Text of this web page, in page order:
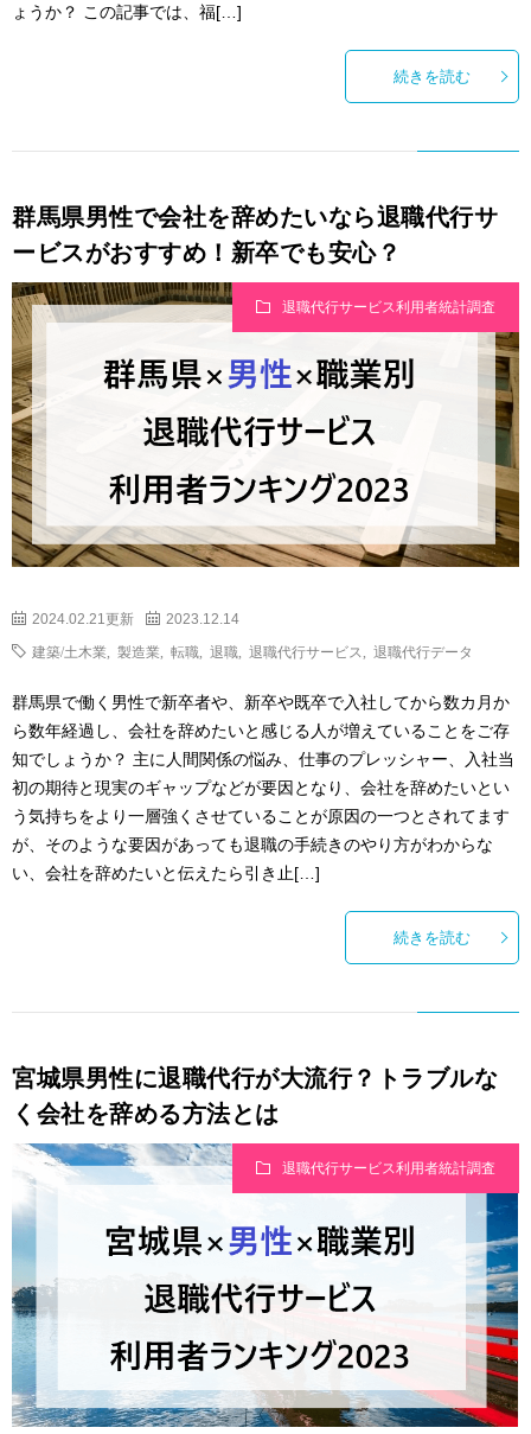
ょうか？ この記事では、福[…]
続きを読む
群馬県男性で会社を辞めたいなら退職代行サ
ービスがおすすめ！新卒でも安心？
退職代行サービス利用者統計調査
2024.02.21更新 2023.12.14
建築/土木業 製造業 転職 退職 退職代行サービス 退職代行データ
群馬県で働く男性で新卒者や、新卒や既卒で入社してから数カ月か
ら数年経過し、会社を辞めたいと感じる人が増えていることをご存
知でしょうか？ 主に人間関係の悩み、仕事のプレッシャー、入社当
初の期待と現実のギャップなどが要因となり、会社を辞めたいとい
う気持ちをより一層強くさせていることが原因の一つとされてます
が、そのような要因があっても退職の手続きのやり方がわからな
い、会社を辞めたいと伝えたら引き止[…]
続きを読む
宮城県男性に退職代行が大流行？トラブルな
く会社を辞める方法とは
退職代行サービス利用者統計調査